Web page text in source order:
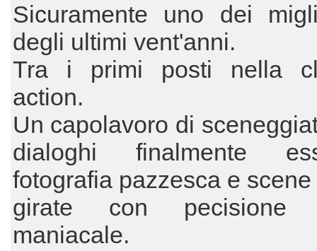
Sicuramente uno dei
degli ultimi vent'anni.
Tra i primi posti nella
action.
Un capolavoro di
dialoghi finalmente
fotografia pazzesca e scene
girate con pecisione
maniacale.